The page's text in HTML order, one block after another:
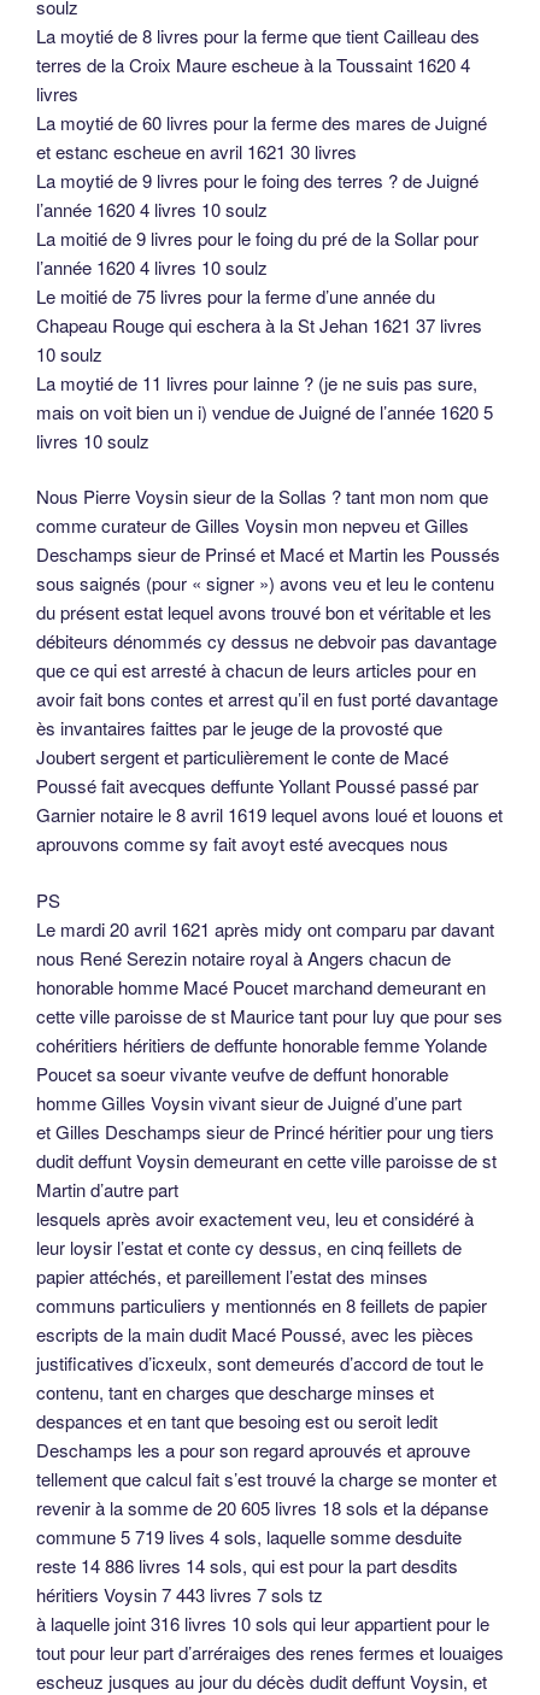
soulz
La moytié de 8 livres pour la ferme que tient Cailleau des
terres de la Croix Maure escheue à la Toussaint 1620 4
livres
La moytié de 60 livres pour la ferme des mares de Juigné
et estanc escheue en avril 1621 30 livres
La moytié de 9 livres pour le foing des terres ? de Juigné
l’année 1620 4 livres 10 soulz
La moitié de 9 livres pour le foing du pré de la Sollar pour
l’année 1620 4 livres 10 soulz
Le moitié de 75 livres pour la ferme d’une année du
Chapeau Rouge qui eschera à la St Jehan 1621 37 livres
10 soulz
La moytié de 11 livres pour lainne ? (je ne suis pas sure,
mais on voit bien un i) vendue de Juigné de l’année 1620 5
livres 10 soulz
Nous Pierre Voysin sieur de la Sollas ? tant mon nom que
comme curateur de Gilles Voysin mon nepveu et Gilles
Deschamps sieur de Prinsé et Macé et Martin les Poussés
sous saignés (pour « signer ») avons veu et leu le contenu
du présent estat lequel avons trouvé bon et véritable et les
débiteurs dénommés cy dessus ne debvoir pas davantage
que ce qui est arresté à chacun de leurs articles pour en
avoir fait bons contes et arrest qu’il en fust porté davantage
ès invantaires faittes par le jeuge de la provosté que
Joubert sergent et particulièrement le conte de Macé
Poussé fait avecques deffunte Yollant Poussé passé par
Garnier notaire le 8 avril 1619 lequel avons loué et louons et
aprouvons comme sy fait avoyt esté avecques nous
PS
Le mardi 20 avril 1621 après midy ont comparu par davant
nous René Serezin notaire royal à Angers chacun de
honorable homme Macé Poucet marchand demeurant en
cette ville paroisse de st Maurice tant pour luy que pour ses
cohéritiers héritiers de deffunte honorable femme Yolande
Poucet sa soeur vivante veufve de deffunt honorable
homme Gilles Voysin vivant sieur de Juigné d’une part
et Gilles Deschamps sieur de Princé héritier pour ung tiers
dudit deffunt Voysin demeurant en cette ville paroisse de st
Martin d’autre part
lesquels après avoir exactement veu, leu et considéré à
leur loysir l’estat et conte cy dessus, en cinq feillets de
papier attéchés, et pareillement l’estat des minses
communs particuliers y mentionnés en 8 feillets de papier
escripts de la main dudit Macé Poussé, avec les pièces
justificatives d’icxeulx, sont demeurés d’accord de tout le
contenu, tant en charges que descharge minses et
despances et en tant que besoing est ou seroit ledit
Deschamps les a pour son regard aprouvés et aprouve
tellement que calcul fait s’est trouvé la charge se monter et
revenir à la somme de 20 605 livres 18 sols et la dépanse
commune 5 719 lives 4 sols, laquelle somme desduite
reste 14 886 livres 14 sols, qui est pour la part desdits
héritiers Voysin 7 443 livres 7 sols tz
à laquelle joint 316 livres 10 sols qui leur appartient pour le
tout pour leur part d’arréraiges des renes fermes et louaiges
escheuz jusques au jour du décès dudit deffunt Voysin, et